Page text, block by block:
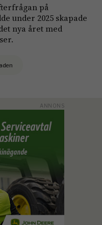
på
under 2025 skapade
nya året med